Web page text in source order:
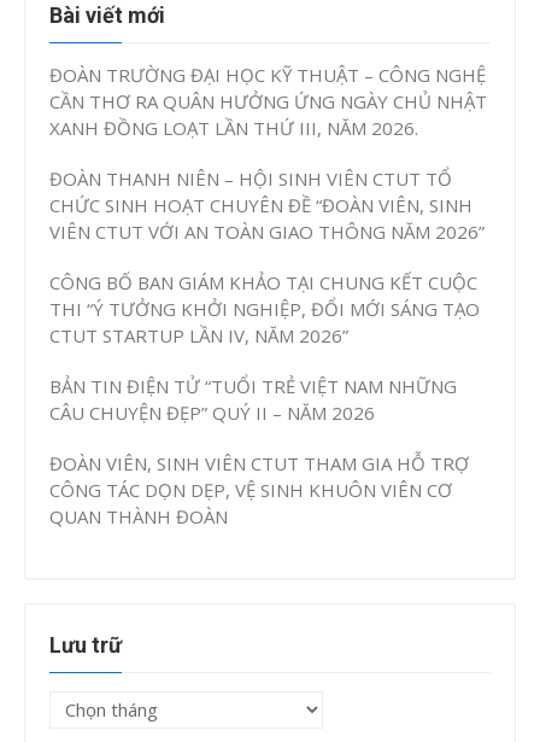
Bài viết mới
ĐOÀN TRƯỜNG ĐẠI HỌC KỸ THUẬT – CÔNG NGHỆ
CẦN THƠ RA QUÂN HƯỞNG ỨNG NGÀY CHỦ NHẬT
XANH ĐỒNG LOẠT LẦN THỨ III, NĂM 2026.
ĐOÀN THANH NIÊN – HỘI SINH VIÊN CTUT TỔ
CHỨC SINH HOẠT CHUYÊN ĐỀ “ĐOÀN VIÊN, SINH
VIÊN CTUT VỚI AN TOÀN GIAO THÔNG NĂM 2026”
CÔNG BỐ BAN GIÁM KHẢO TẠI CHUNG KẾT CUỘC
THI “Ý TƯỞNG KHỞI NGHIỆP, ĐỔI MỚI SÁNG TẠO
CTUT STARTUP LẦN IV, NĂM 2026”
BẢN TIN ĐIỆN TỬ “TUỔI TRẺ VIỆT NAM NHỮNG
CÂU CHUYỆN ĐẸP” QUÝ II – NĂM 2026
ĐOÀN VIÊN, SINH VIÊN CTUT THAM GIA HỖ TRỢ
CÔNG TÁC DỌN DẸP, VỆ SINH KHUÔN VIÊN CƠ
QUAN THÀNH ĐOÀN
Lưu trữ
Lưu